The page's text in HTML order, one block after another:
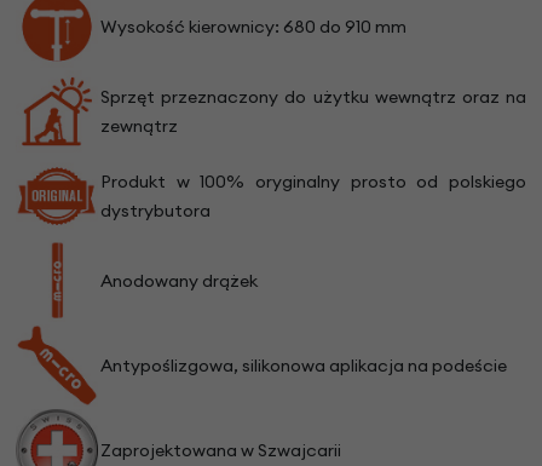
Wysokość kierownicy: 680 do 910 mm
Sprzęt przeznaczony do użytku wewnątrz oraz na
zewnątrz
Produkt w 100% oryginalny prosto od polskiego
dystrybutora
Anodowany drążek
Antypoślizgowa, silikonowa aplikacja na podeście
Zaprojektowana w Szwajcarii